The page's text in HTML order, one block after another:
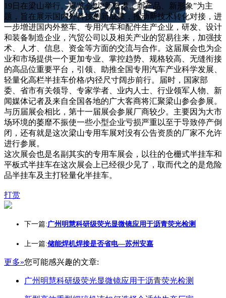
19日在梁山举行。展览会以“新技术、新产品、新形象”为主
题，旨在展示国内外科技创新成果，推动新技术转化对接，进
一步增进国内外整车、专用汽车和配件生产企业，研发、设计
和装备制造企业，汽贸公司以及相关产业的贸易往来，加强技
术、人才、信息、资金等方面的交流与合作。这届展会也为企
业和市场提供一个更加专业、掌控趋势、规格较高、无缝衔接
的高品位重要平台，引领、助推全国专用汽车产业科学发展、
轻量化高栏半挂车价格/内径尺寸阔步前行。届时，国家部
委、省市有关领导、专家学者、业内人士、行业领军人物、新
闻媒体记者及来自全国各地的广大客商将汇聚梁山参会参展。
与历届展会相比，第十一届展会参展厂商较少。主要因为大市
场环境的萎靡不振使一些小型企业亏损严重以至于导致停产倒
闭，还有就是这次梁山专用车展对没有公告资质的厂家不允许
进行参展。
这次展会也是名副其实的专用车展会，以往的仓栅式半挂车和
平板式半挂车在这次展会上已经很少见了，取而代之的是危险
品半挂车及主打轻量化半挂车。
打赏
下一篇:广州明慧科研级荧光显微镜应用于沥青荧光检测
上一篇:储能焊机焊接是否省电—苏州安嘉
更多»您可能感兴趣的文章:
广州明慧科研级荧光显微镜应用于沥青荧光检测